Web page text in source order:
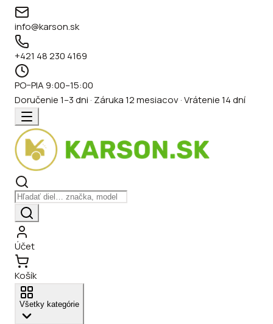
info@karson.sk
+421 48 230 4169
PO–PIA 9:00–15:00
Doručenie 1–3 dni · Záruka 12 mesiacov · Vrátenie 14 dní
Účet
Košík
Všetky kategórie